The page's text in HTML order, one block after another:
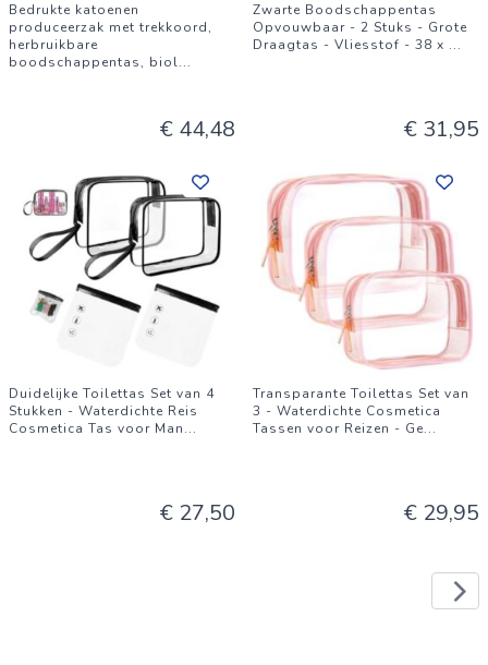
Bedrukte katoenen
produceerzak met trekkoord,
herbruikbare
boodschappentas, biol...
€ 44,48
Zwarte Boodschappentas
Opvouwbaar - 2 Stuks - Grote
Draagtas - Vliesstof - 38 x ...
€ 31,95
Duidelijke Toilettas Set van 4
Stukken - Waterdichte Reis
Cosmetica Tas voor Man...
€ 27,50
Transparante Toilettas Set van
3 - Waterdichte Cosmetica
Tassen voor Reizen - Ge...
€ 29,95